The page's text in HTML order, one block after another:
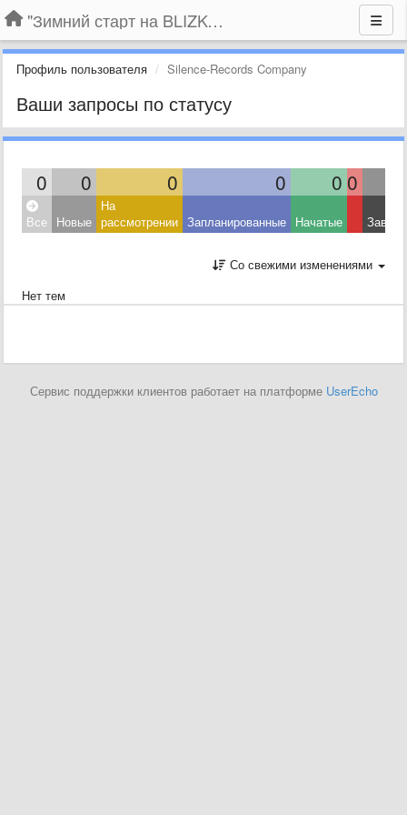
"Зимний старт на BLIZKO.ru". Конкурс компаний
Профиль пользователя Silence-Records Company
Ваши запросы по статусу
0 0 0 0 0 0
Все Новые
На
рассмотрении Запланированные Начатые
Со свежими изменениями
Нет тем
Сервис поддержки клиентов работает на платформе UserEcho